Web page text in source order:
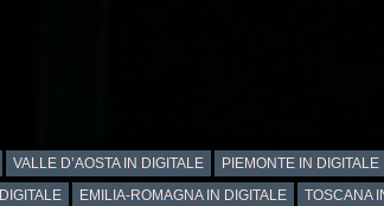
VALLE D’AOSTA IN DIGITALE
PIEMONTE IN DIGITALE
EMILIA-ROMAGNA IN DIGITALE
TOSCANA